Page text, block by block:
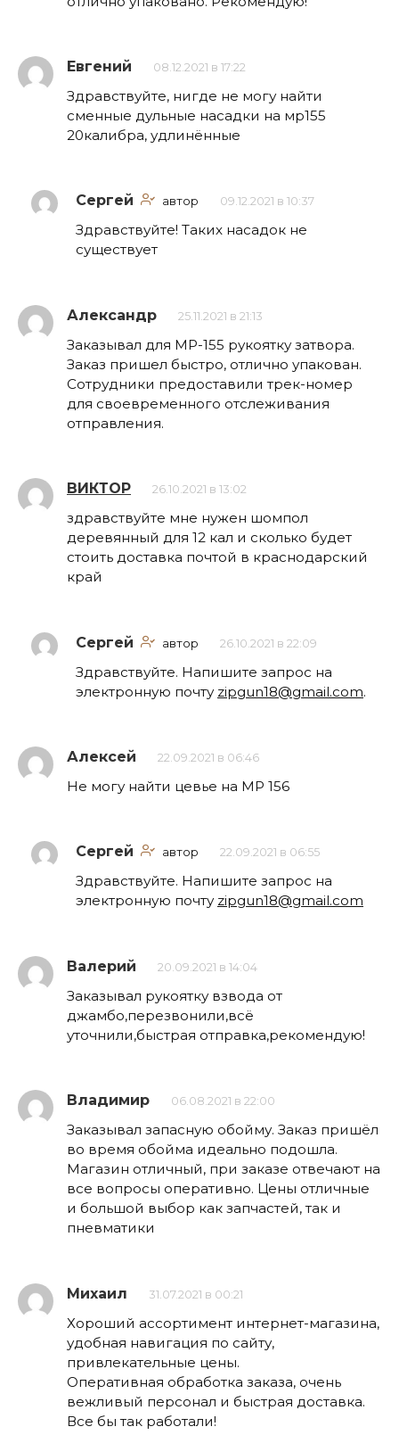
Евгений 08.12.2021 в 17:22
Здравствуйте, нигде не могу найти
сменные дульные насадки на мр155
20калибра, удлинённые
Сергей автор 09.12.2021 в 10:37
Здравствуйте! Таких насадок не
существует
Александр 25.11.2021 в 21:13
Заказывал для МР-155 рукоятку затвора.
Заказ пришел быстро, отлично упакован.
Сотрудники предоставили трек-номер
для своевременного отслеживания
отправления.
ВИКТОР 26.10.2021 в 13:02
здравствуйте мне нужен шомпол
деревянный для 12 кал и сколько будет
стоить доставка почтой в краснодарский
край
Сергей автор 26.10.2021 в 22:09
Здравствуйте. Напишите запрос на
электронную почту zipgun18@gmail.com.
Алексей 22.09.2021 в 06:46
Не могу найти цевье на МР 156
Сергей автор 22.09.2021 в 06:55
Здравствуйте. Напишите запрос на
электронную почту zipgun18@gmail.com
Валерий 20.09.2021 в 14:04
Заказывал рукоятку взвода от
джамбо,перезвонили,всё
уточнили,быстрая отправка,рекомендую!
Владимир 06.08.2021 в 22:00
Заказывал запасную обойму. Заказ пришёл
во время обойма идеально подошла.
Магазин отличный, при заказе отвечают на
все вопросы оперативно. Цены отличные
и большой выбор как запчастей, так и
пневматики
Михаил 31.07.2021 в 00:21
Хороший ассортимент интернет-магазина,
удобная навигация по сайту,
привлекательные цены.
Оперативная обработка заказа, очень
вежливый персонал и быстрая доставка.
Все бы так работали!